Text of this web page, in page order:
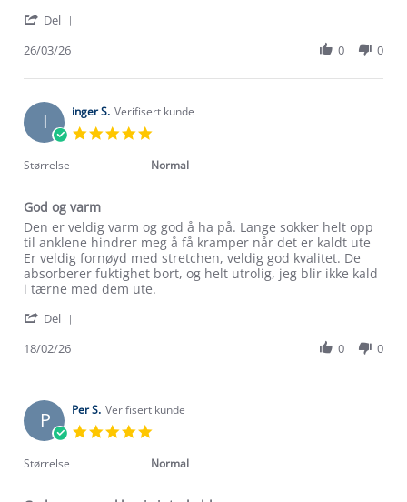
Sissel
on
Mar
Fjellsokk
Del
Sissel
on
26
Mar
26/03/26 0 0
I inger S. Verifisert kunde
rating
Størrelse Normal
God og varm
Review
by
inger
S.
on
Feb
review
stating
God
og
varm
Den er veldig varm og god å ha på. Lange sokker helt opp
til anklene hindrer meg å få kramper når det er kaldt ute
Er veldig fornøyd med stretchen, veldig god kvalitet. De
absorberer fuktighet bort, og helt utrolig, jeg blir ikke kald
i tærne med dem ute.
Del
inger
on
18
Feb
18/02/26 0 0
P Per S. Verifisert kunde
rating
Størrelse Normal